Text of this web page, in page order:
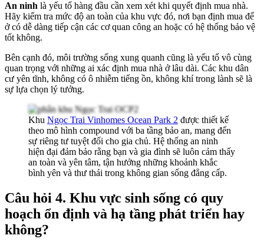
An ninh là yếu tố hàng đầu cần xem xét khi quyết định mua nhà.
Hãy kiểm tra mức độ an toàn của khu vực đó, nơi bạn định mua để
ở có dễ dàng tiếp cận các cơ quan công an hoặc có hệ thống bảo vệ
tốt không.
Bên cạnh đó, môi trường sống xung quanh cũng là yếu tố vô cùng
quan trọng với những ai xác định mua nhà ở lâu dài. Các khu dân
cư yên tĩnh, không có ô nhiễm tiếng ồn, không khí trong lành sẽ là
sự lựa chọn lý tưởng.
Khu Ngọc Trai Vinhomes Ocean Park 2 được thiết kế
theo mô hình compound với ba tầng bảo an, mang đến
sự riêng tư tuyệt đối cho gia chủ. Hệ thống an ninh
hiện đại đảm bảo rằng bạn và gia đình sẽ luôn cảm thấy
an toàn và yên tâm, tận hưởng những khoảnh khắc
bình yên và thư thái trong không gian sống đẳng cấp.
Câu hỏi 4. Khu vực sinh sống có quy
hoạch ổn định và hạ tầng phát triển hay
không?